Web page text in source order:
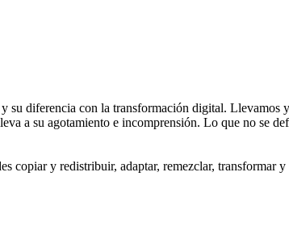
diferencia con la transformación digital.
a su agotamiento e incomprensión. Lo que no se
copiar y redistribuir, adaptar, remezclar,